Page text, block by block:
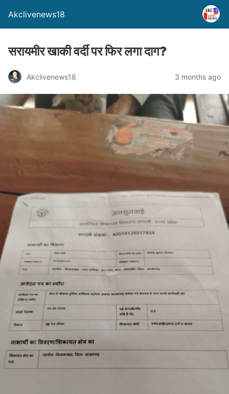
Akclivenews18
सरायमीर खाकी वर्दी पर फिर लगा दाग?
Akclivenews18 3 months ago